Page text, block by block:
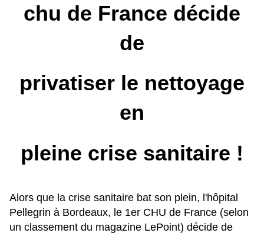
chu de France décide
de
privatiser le nettoyage
en
pleine crise sanitaire !
Alors que la crise sanitaire bat son plein, l'hôpital
Pellegrin à Bordeaux, le 1er CHU de France (selon
un classement du magazine LePoint) décide de